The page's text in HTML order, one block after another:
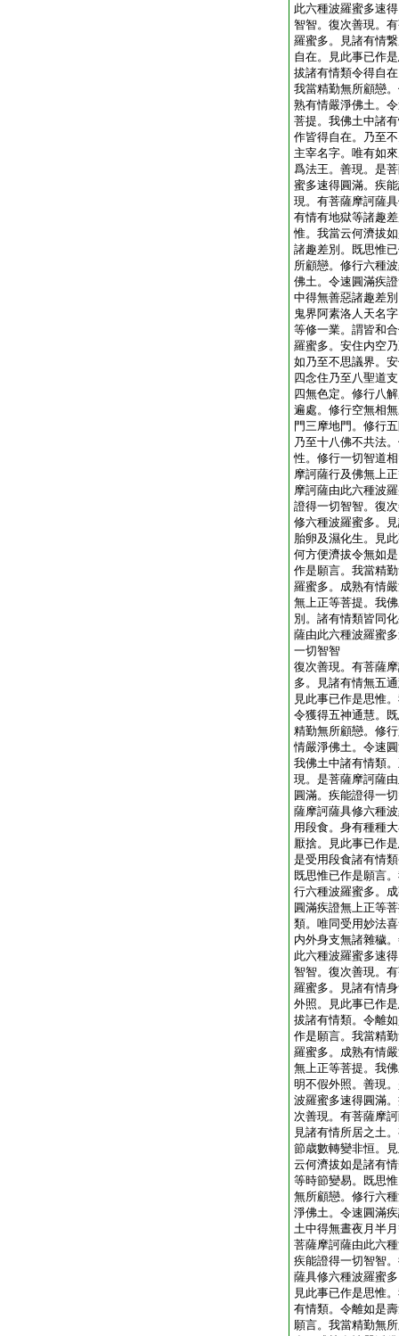
此六種波羅蜜多速
智智。復次善現。
羅蜜多。見諸有情
自在。見此事已作
拔諸有情類令得自
我當精勤無所顧戀
熟有情嚴淨佛土。
菩提。我佛土中諸
作皆得自在。乃至
主宰名字。唯有如
爲法王。善現。是
蜜多速得圓滿。疾
現。有菩薩摩訶薩
有情有地獄等諸趣
惟。我當云何濟拔
諸趣差別。既思惟
所顧戀。修行六種
佛土。令速圓滿疾
中得無善惡諸趣差
鬼界阿素洛人天名
等修一業。謂皆和
羅蜜多。安住内空
如乃至不思議界。
四念住乃至八聖道
四無色定。修行八
遍處。修行空無相
門三摩地門。修行
乃至十八佛不共法
性。修行一切智道
摩訶薩行及佛無上
摩訶薩由此六種波
證得一切智智。復
修六種波羅蜜多。
胎卵及濕化生。見
何方便濟拔令無如
作是願言。我當精
羅蜜多。成熟有情
無上正等菩提。我
別。諸有情類皆同
薩由此六種波羅蜜
一切智智
復次善現。有菩薩
多。見諸有情無五
見此事已作是思惟
令獲得五神通慧。
精勤無所顧戀。修
情嚴淨佛土。令速
我佛土中諸有情類
現。是菩薩摩訶薩
圓滿。疾能證得一
薩摩訶薩具修六種
用段食。身有種種
厭捨。見此事已作
是受用段食諸有情
既思惟已作是願言
行六種波羅蜜多。
圓滿疾證無上正等
類。唯同受用妙法
内外身支無諸雜穢
此六種波羅蜜多速
智智。復次善現。
羅蜜多。見諸有情
外照。見此事已作
拔諸有情類。令離
作是願言。我當精
羅蜜多。成熟有情
無上正等菩提。我
明不假外照。善現
波羅蜜多速得圓滿
次善現。有菩薩摩
見諸有情所居之土
節歳數轉變非恒。
云何濟拔如是諸有
等時節變易。既思
無所顧戀。修行六
淨佛土。令速圓滿
土中得無晝夜月半
菩薩摩訶薩由此六
疾能證得一切智智
薩具修六種波羅蜜
見此事已作是思惟
有情類。令離如是
願言。我當精勤無